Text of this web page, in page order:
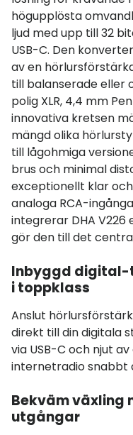
högupplösta
ljud med upp till 32
USB-C. Den
av en
till balanserade eller
polig XLR, 4,4 mm
innovativa kretsen
mängd olika
till lågohmiga
brus och minimal
exceptionellt klar
analoga RCA-
integrerar DHA
gör den till det
Inbyggd
i toppklass
Anslut
direkt till din digitala
via USB-C och njut
internetradio snabbt
Bekväm växling
utgångar